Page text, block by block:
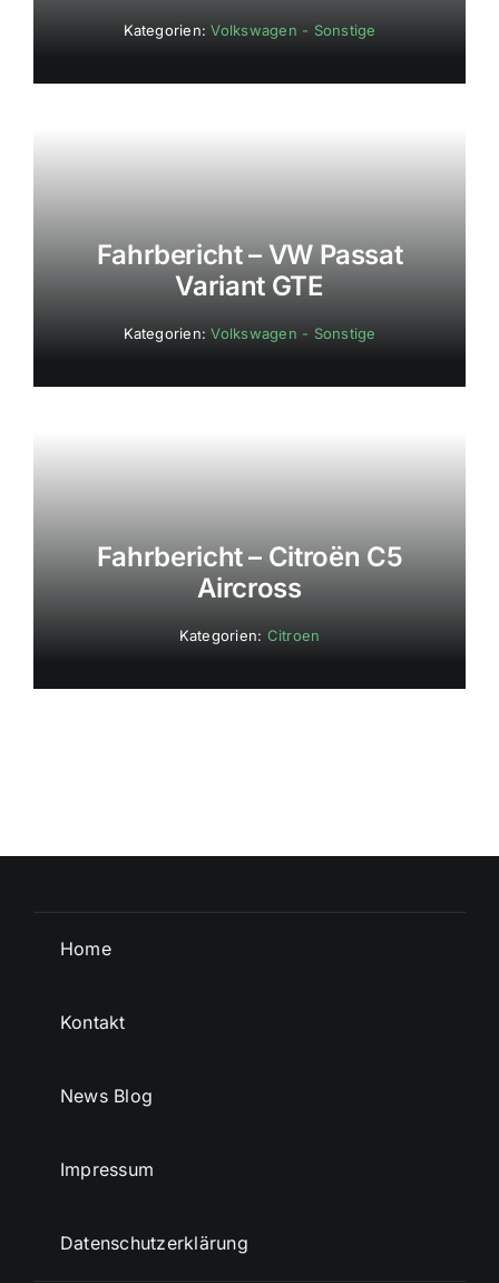
Kategorien:Volkswagen - Sonstige
Fahrbericht – VW Passat
Variant GTE
Kategorien:Volkswagen - Sonstige
Fahrbericht – Citroën C5
Aircross
Kategorien: Citroen
Home
Kontakt
News Blog
Impressum
Datenschutzerklärung